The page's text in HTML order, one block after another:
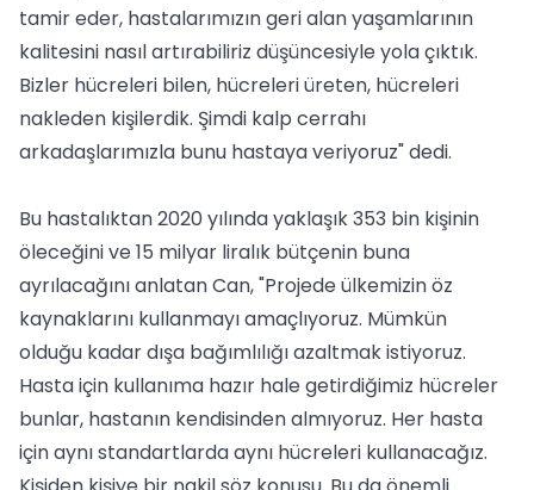
tamir eder, hastalarımızın geri alan yaşamlarının
kalitesini nasıl artırabiliriz düşüncesiyle yola çıktık.
Bizler hücreleri bilen, hücreleri üreten, hücreleri
nakleden kişilerdik. Şimdi kalp cerrahı
arkadaşlarımızla bunu hastaya veriyoruz" dedi.
Bu hastalıktan 2020 yılında yaklaşık 353 bin kişinin
öleceğini ve 15 milyar liralık bütçenin buna
ayrılacağını anlatan Can, "Projede ülkemizin öz
kaynaklarını kullanmayı amaçlıyoruz. Mümkün
olduğu kadar dışa bağımlılığı azaltmak istiyoruz.
Hasta için kullanıma hazır hale getirdiğimiz hücreler
bunlar, hastanın kendisinden almıyoruz. Her hasta
için aynı standartlarda aynı hücreleri kullanacağız.